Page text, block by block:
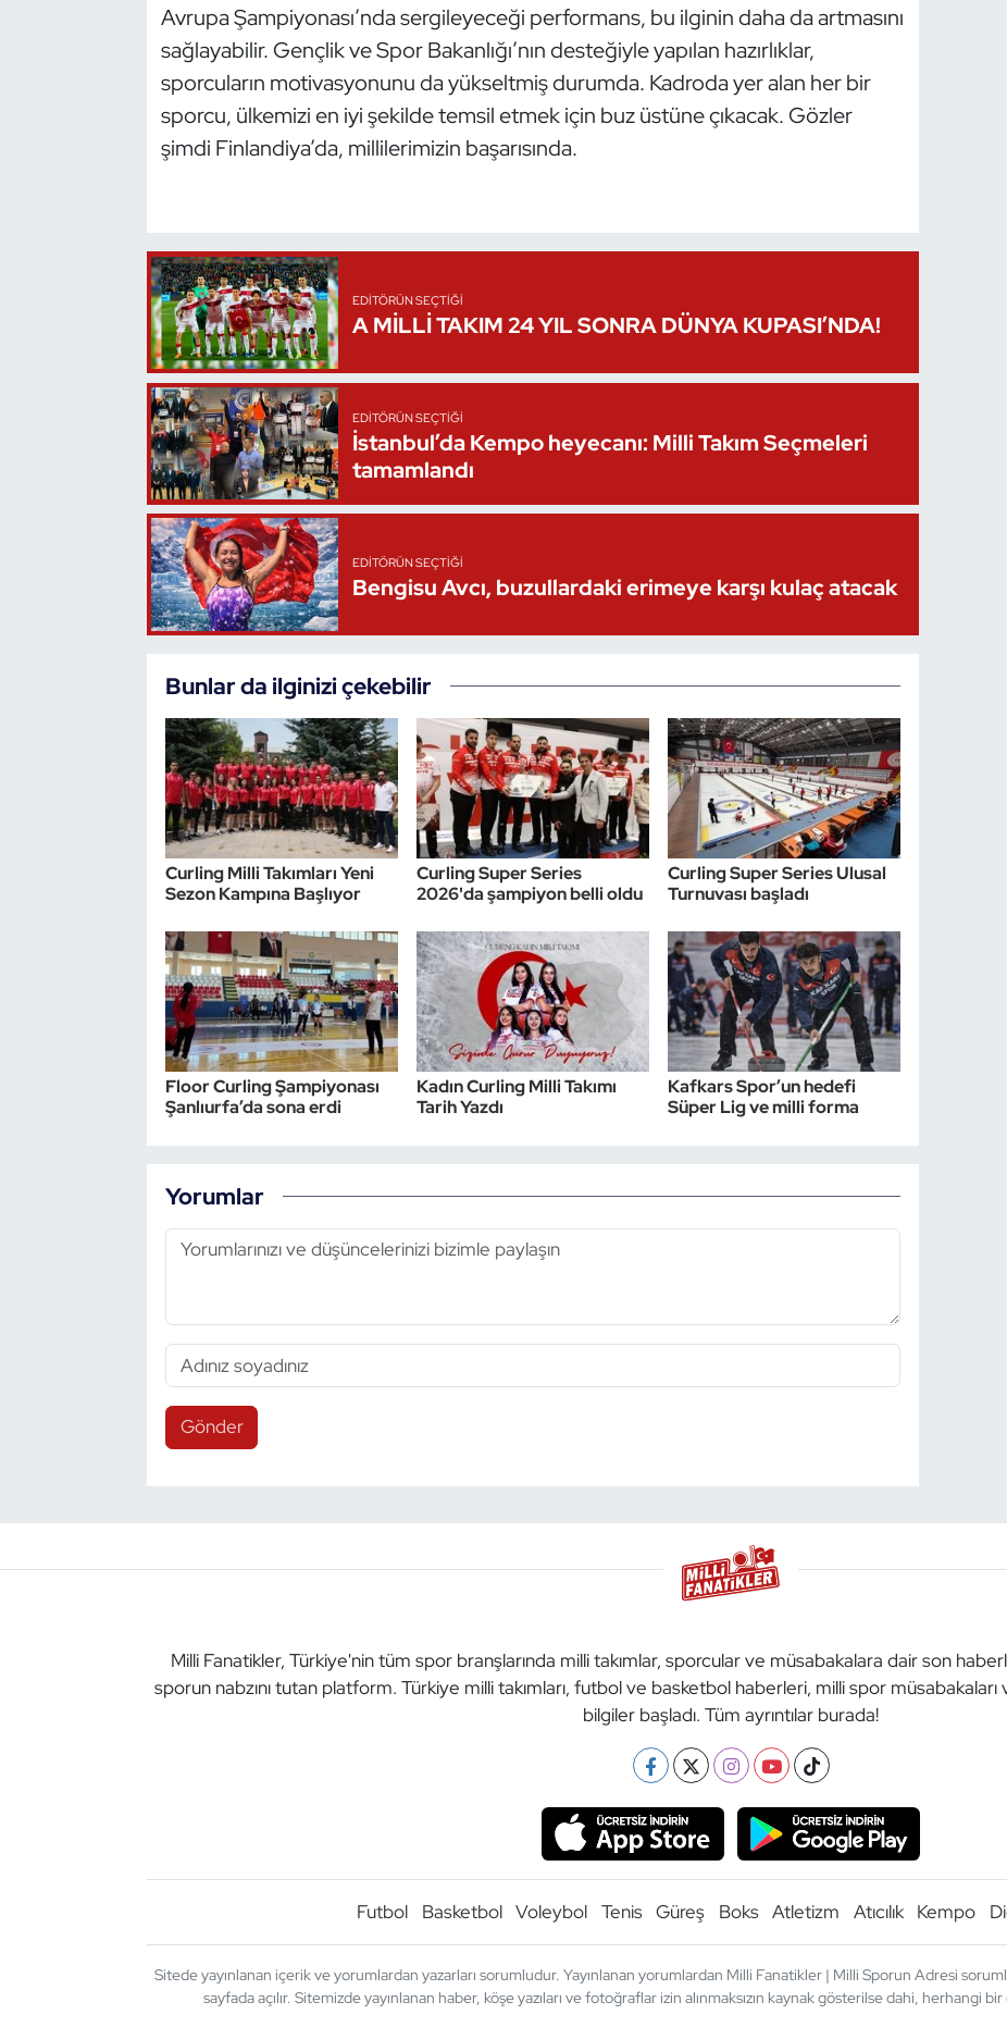
Avrupa Şampiyonası’nda sergileyeceği performans, bu ilginin daha da artmasını
sağlayabilir. Gençlik ve Spor Bakanlığı’nın desteğiyle yapılan hazırlıklar,
sporcuların motivasyonunu da yükseltmiş durumda. Kadroda yer alan her bir
sporcu, ülkemizi en iyi şekilde temsil etmek için buz üstüne çıkacak. Gözler
şimdi Finlandiya’da, millilerimizin başarısında.
EDITÖRÜN SEÇTIĞI
A MİLLİ TAKIM 24 YIL SONRA DÜNYA KUPASI’NDA!
EDITÖRÜN SEÇTIĞI
İstanbul’da Kempo heyecanı: Milli Takım Seçmeleri
tamamlandı
EDITÖRÜN SEÇTIĞI
Bengisu Avcı, buzullardaki erimeye karşı kulaç atacak
Bunlar da ilginizi çekebilir
Curling Milli Takımları Yeni
Sezon Kampına Başlıyor
Curling Super Series
2026'da şampiyon belli oldu
Curling Super Series Ulusal
Turnuvası başladı
Floor Curling Şampiyonası
Şanlıurfa’da sona erdi
Kadın Curling Milli Takımı
Tarih Yazdı
Kafkars Spor’un hedefi
Süper Lig ve milli forma
Yorumlar
Gönder
Milli Fanatikler, Türkiye'nin tüm spor branşlarında milli takımlar, sporcular ve müsabakalara dair son
sporun nabzını tutan platform. Türkiye milli takımları, futbol ve basketbol haberleri, milli spor
bilgiler başladı. Tüm ayrıntılar burada!
Futbol Basketbol Voleybol Tenis Güreş Boks Atletizm Atıcılık Kempo
Sitede yayınlanan içerik ve yorumlardan yazarları sorumludur. Yayınlanan yorumlardan Milli Fanatikler | Milli Sporun Adresi
sayfada açılır. Sitemizde yayınlanan haber, köşe yazıları ve fotoğraflar izin alınmaksızın kaynak gösterilse dahi, herhangi
Masa Tenisi
Modern Pentatlon
Motor Sporları
Oryantiring
Sualtı Sporları
Vücut Geliştirme Fitness
Wushu Kungfu